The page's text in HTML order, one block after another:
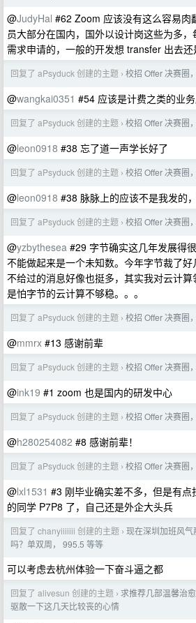
@JudyHal #62 Zoom 应该没有这么容易肉
员大部分在国内，国外以设计岗这些为多
需求申请的，一般的开发想 transfer 出去还
回复了 aPsyduck 创建的主题 › 校招 Offer 决赛圈
@wangkai0351 #54 应该是计费之类的业
回复了 aPsyduck 创建的主题 › 校招 Offer 决赛圈
@leon0918 #38 忘了道一声学长好了
回复了 aPsyduck 创建的主题 › 校招 Offer 决赛圈
@leon0918 #38 脉脉上的应该不是我发的
回复了 aPsyduck 创建的主题 › 校招 Offer 决赛圈
@yzbythesea #29 字节确实这几年发展得
不能做起来是一个未知数。今年字节裁了
不给过的消息好像也挺多，其实我对云计
是怕字节的云计算不够稳。。。
回复了 aPsyduck 创建的主题 › 校招 Offer 决赛圈
@mmrx #13 感谢前辈
回复了 aPsyduck 创建的主题 › 校招 Offer 决赛圈
@ink19 #1 zoom 也是国内的研发中心
回复了 aPsyduck 创建的主题 › 校招 Offer 决赛圈
@h280254082 #8 感谢前辈！
回复了 aPsyduck 创建的主题 › 校招 Offer 决赛圈
@lxl1531 #3 刚毕业确实差不多，但是有
的同学 P7P8 了，自己还是外企大头兵
回复了 chanyiiiiiii 创建的主题 › 现在深圳加班风气
吗？单双周， 995.5 等等
可以考虑去杭州体验一下奋斗逼之都
回复了 alivesun 创建的主题 › 求推荐几部温馨治愈
驱散一下这几天比较丧的心情